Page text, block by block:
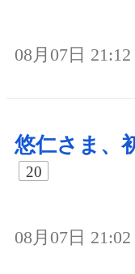
08月07日 21:12
悠仁さま、
20
08月07日 21:02